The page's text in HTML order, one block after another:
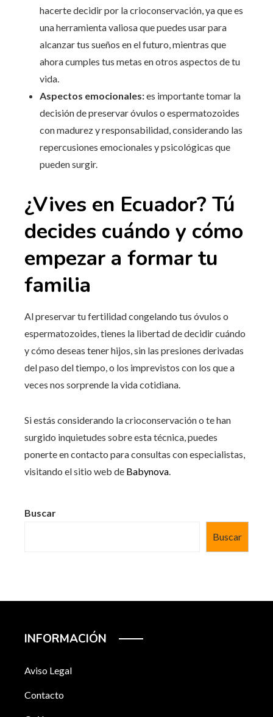
hacerte decidir por la crioconservación, ya que es
una herramienta valiosa que puedes usar para
alcanzar tus sueños en el futuro, mientras que
ahora cumples tus metas en otros aspectos de tu
vida.
Aspectos emocionales:es importante tomar la
decisión de preservar óvulos o espermatozoides
con madurez y responsabilidad, considerando las
repercusiones emocionales y psicológicas que
pueden surgir.
¿Vives en Ecuador? Tú
decides cuándo y cómo
empezar a formar tu
familia
Al preservar tu fertilidad congelando tus óvulos o
espermatozoides, tienes la libertad de decidir cuándo
y cómo deseas tener hijos, sin las presiones derivadas
del paso del tiempo, o los imprevistos con los que a
veces nos sorprende la vida cotidiana.
Si estás considerando la crioconservación o te han
surgido inquietudes sobre esta técnica, puedes
ponerte en contacto para consultas con especialistas,
visitando el sitio web de Babynova.
Buscar
Buscar
INFORMACIÓN
Aviso Legal
Contacto